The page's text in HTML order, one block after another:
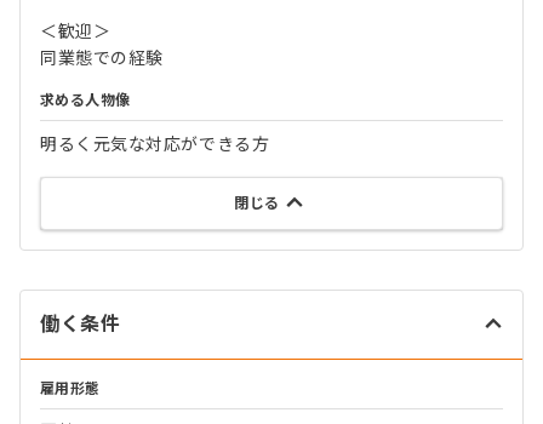
＜歓迎＞
同業態での経験
求める人物像
明るく元気な対応ができる方
閉じる
働く条件
雇用形態